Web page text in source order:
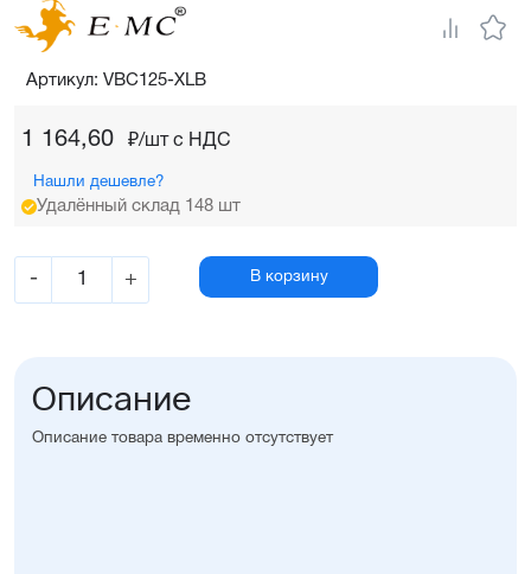
1 164,60 ₽/шт c НДС
Нашли дешевле?
Удалённый склад 148 шт
- + В корзину
Артикул: VBC125-XLB
Описание
Описание товара временно отсутствует